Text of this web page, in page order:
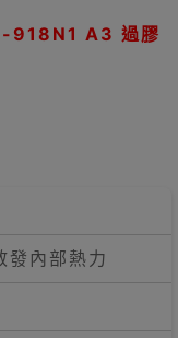
918N1 A3 過膠
發內部熱力